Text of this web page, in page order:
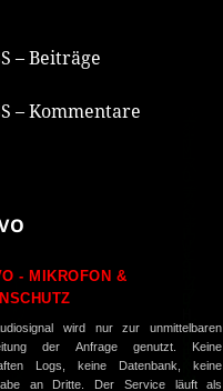
– Beiträge
– Kommentare
- MIKROFON &
wird nur zur unmittelbaren
der Anfrage genutzt. Keine
Logs, keine Datenbank, keine
an Dritte. Der Service läuft als